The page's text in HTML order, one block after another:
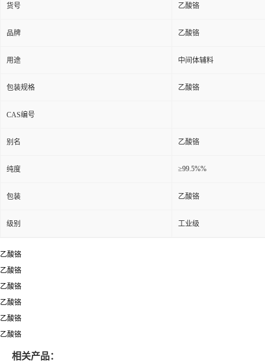
货号 乙酸铬
品牌 乙酸铬
用途 中间体辅料
包装规格 乙酸铬
CAS编号
别名 乙酸铬
纯度 ≥99.5%%
包装 乙酸铬
级别 工业级
乙酸铬
乙酸铬
乙酸铬
乙酸铬
乙酸铬
乙酸铬
相关产品：